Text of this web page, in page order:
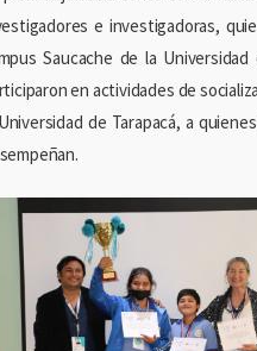
e investigadoras,
Saucache de la
en actividades de
de Tarapacá, a